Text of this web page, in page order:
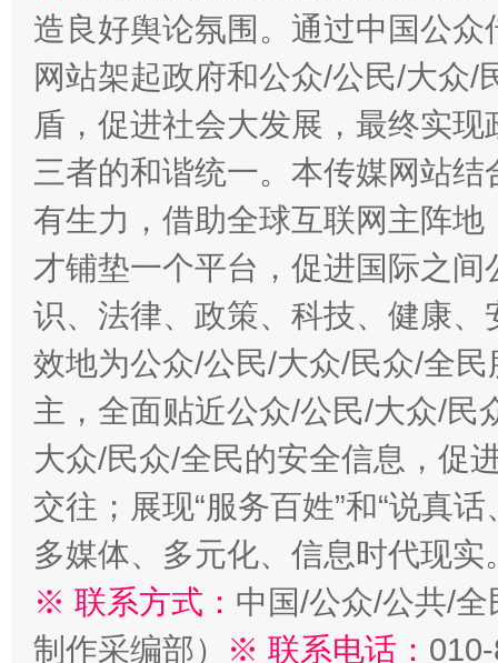
造良好舆论氛围。通过中国公
网站架起政府和公众/公民/大众
盾，促进社会大发展，最终实
三者的和谐统一。本传媒网站
有生力，借助全球互联网主阵
才铺垫一个平台，促进国际之
识、法律、政策、科技、健康
效地为公众/公民/大众/民众/全
主，全面贴近公众/公民/大众/民
大众/民众/全民的安全信息，促
交往；展现“服务百姓”和“说真
多媒体、多元化、信息时代现实
※ 联系方式： 中国/公众/公共/
制作采编部）
※ 联系电话：